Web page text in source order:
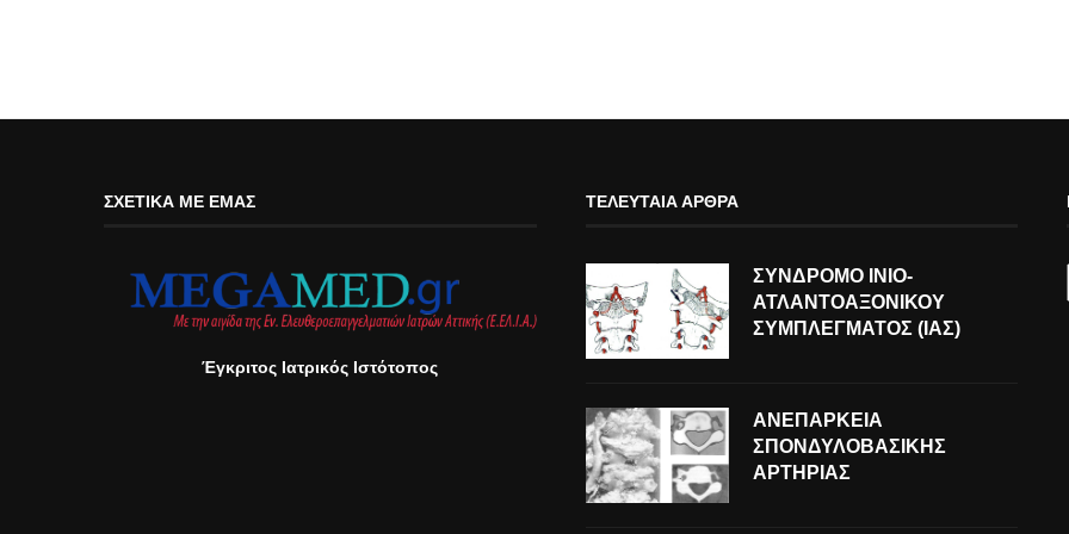
ΣΧΕΤΙΚΆ ΜΕ ΕΜΆΣ
Έγκριτος Ιατρικός Ιστότοπος
ΤΕΛΕΥΤΑΊΑ ΆΡΘΡΑ
ΣΥΝΔΡΟΜΟ ΙΝΙΟ-
ΑΤΛΑΝΤΟΑΞΟΝΙΚΟΥ
ΣΥΜΠΛΕΓΜΑΤΟΣ (ΙΑΣ)
ΑΝΕΠΑΡΚΕΙΑ
ΣΠΟΝΔΥΛΟΒΑΣΙΚΗΣ
ΑΡΤΗΡΙΑΣ